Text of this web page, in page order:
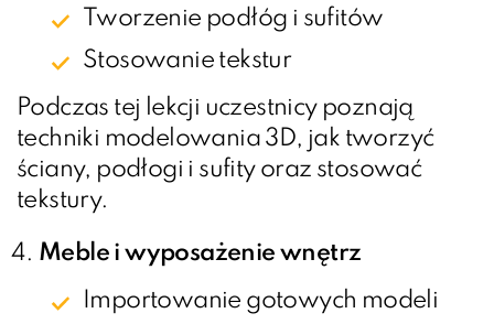
Tworzenie podłóg i sufitów
Stosowanie tekstur
Podczas tej lekcji uczestnicy poznają
techniki modelowania 3D, jak tworzyć
ściany, podłogi i sufity oraz stosować
tekstury.
Meble i wyposażenie wnętrz
Importowanie gotowych modeli